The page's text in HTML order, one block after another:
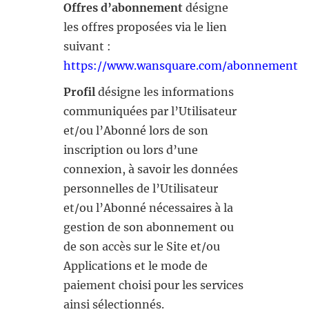
Offres d’abonnement désigne
les offres proposées via le lien
suivant :
https://www.wansquare.com/abonnement
Profil désigne les informations
communiquées par l’Utilisateur
et/ou l’Abonné lors de son
inscription ou lors d’une
connexion, à savoir les données
personnelles de l’Utilisateur
et/ou l’Abonné nécessaires à la
gestion de son abonnement ou
de son accès sur le Site et/ou
Applications et le mode de
paiement choisi pour les services
ainsi sélectionnés.